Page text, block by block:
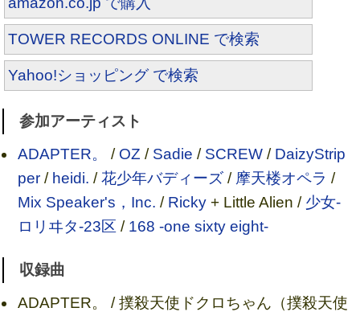
TOWER RECORDS ONLINE で検索
Yahoo!ショッピング で検索
参加アーティスト
ADAPTER。
/ OZ / Sadie / SCREW/ DaizyStrip
per/ heidi. /花少年バディーズ/ 摩天楼オペラ /
Mix Speaker's，Inc. / Ricky+ Little Alien / 少女-
ロリヰタ-23区 / 168 -one sixty eight-
収録曲
ADAPTER。 / 撲殺天使ドクロちゃん（撲殺天使